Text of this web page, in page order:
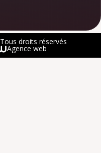
droits réservés
Agence web